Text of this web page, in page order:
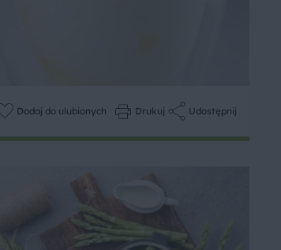
Dodaj do ulubionych Drukuj Udostępnij